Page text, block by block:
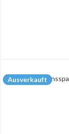
Ausverkauft